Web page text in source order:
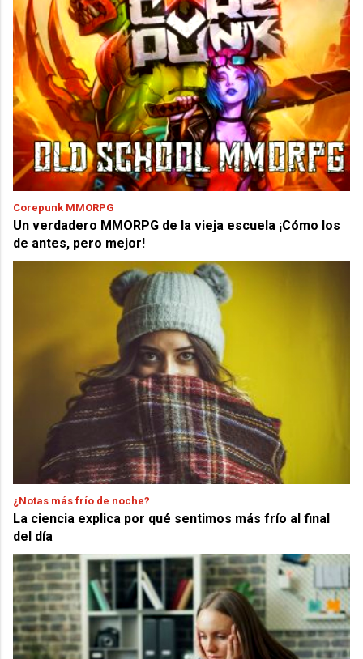
Corepunk MMORPG
Un verdadero MMORPG de la vieja escuela ¡Cómo los
de antes, pero mejor!
¿Notas más frío de noche?
La ciencia explica por qué sentimos más frío al final
del día